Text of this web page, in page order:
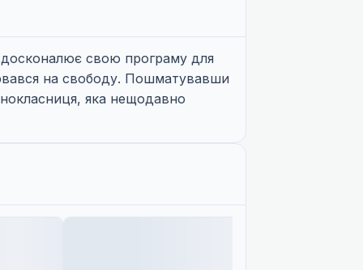
свою програму для
на свободу. Пошматувавши
яка нещодавно